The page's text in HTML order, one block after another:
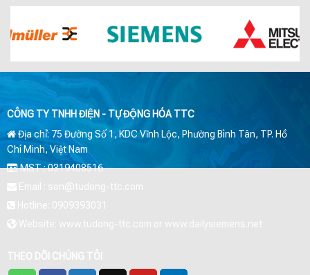
CÔNG TY TNHH ĐIỆN - TỰ ĐỘNG HÓA TTC
Địa chỉ: 75 Đường Số 1, KDC Vĩnh Lộc, Phường Bình Tân, TP. Hồ
Chí Minh, Việt Nam
MST : 0319408516
Email : son@tudong-ttc.com
Hotline: 0909393031
Website: www.tudong-ttc.com or www.dailysiemens.net
THEO DÕI CHÚNG TÔI